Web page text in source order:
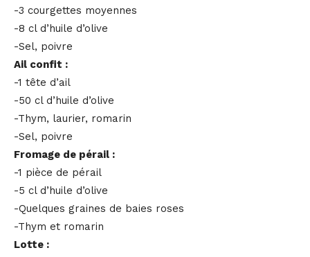
-3 courgettes moyennes
-8 cl d’huile d’olive
-Sel, poivre
Ail confit :
-1 tête d’ail
-50 cl d’huile d’olive
-Thym, laurier, romarin
-Sel, poivre
Fromage de pérail :
-1 pièce de pérail
-5 cl d’huile d’olive
-Quelques graines de baies roses
-Thym et romarin
Lotte :